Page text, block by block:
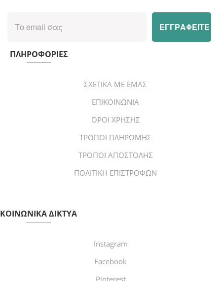
ΠΛΗΡΟΦΟΡΙΕΣ
ΣΧΕΤΙΚΑ ΜΕ ΕΜΑΣ
ΕΠΙΚΟΙΝΩΝΙΑ
ΟΡΟΙ ΧΡΗΣΗΣ
ΤΡΟΠΟΙ ΠΛΗΡΩΜΗΣ
ΤΡΟΠΟΙ ΑΠΟΣΤΟΛΗΣ
ΠΟΛΙΤΙΚΗ ΕΠΙΣΤΡΟΦΩΝ
ΚΟΙΝΩΝΙΚΑ ΔΙΚΤΥΑ
Instagram
Facebook
Pinterest